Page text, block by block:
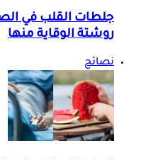
جلطات القلب في
روشتة الوقاية منها
نصائح